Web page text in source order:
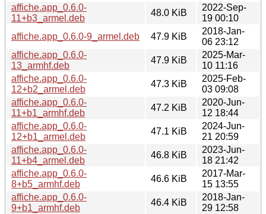
affiche.app_0.6.0-
11+b3_armel.deb
48.0 KiB
2022-Sep-
19 00:10
affiche.app_0.6.0-9_armel.deb
47.9 KiB
2018-Jan-
06 23:12
affiche.app_0.6.0-
13_armhf.deb
47.9 KiB
2025-Mar-
10 11:16
affiche.app_0.6.0-
12+b2_armel.deb
47.3 KiB
2025-Feb-
03 09:08
affiche.app_0.6.0-
11+b1_armhf.deb
47.2 KiB
2020-Jun-
12 18:44
affiche.app_0.6.0-
12+b1_armel.deb
47.1 KiB
2024-Jun-
21 20:59
affiche.app_0.6.0-
11+b4_armel.deb
46.8 KiB
2023-Jun-
18 21:42
affiche.app_0.6.0-
8+b5_armhf.deb
46.6 KiB
2017-Mar-
15 13:55
affiche.app_0.6.0-
9+b1_armhf.deb
46.4 KiB
2018-Jan-
29 12:58